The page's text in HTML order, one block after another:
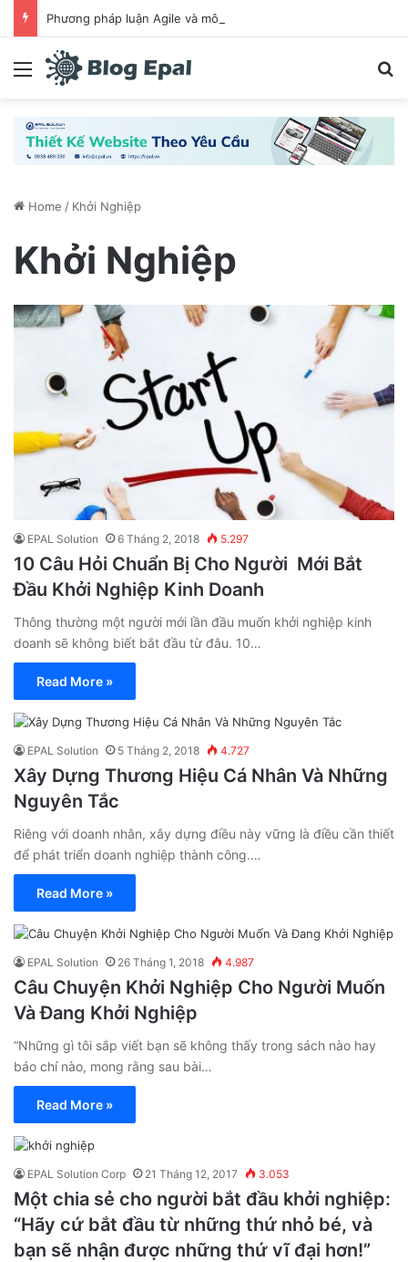
Menu
Home / Khởi Nghiệp
Khởi Nghiệp
EPAL Solution 6 Tháng 2, 2018 5.297
10 Câu Hỏi Chuẩn Bị Cho Người Mới Bắt
Đầu Khởi Nghiệp Kinh Doanh
Thông thường một người mới lần đầu muốn khởi nghiệp kinh
doanh sẽ không biết bắt đầu từ đâu. 10…
Read More »
EPAL Solution 5 Tháng 2, 2018 4.727
Xây Dựng Thương Hiệu Cá Nhân Và Những
Nguyên Tắc
Riêng với doanh nhân, xây dựng điều này vững là điều cần thiết
để phát triển doanh nghiệp thành công.…
Read More »
EPAL Solution 26 Tháng 1, 2018 4.987
Câu Chuyện Khởi Nghiệp Cho Người Muốn
Và Đang Khởi Nghiệp
“Những gì tôi sắp viết bạn sẽ không thấy trong sách nào hay
báo chí nào, mong rằng sau bài…
Read More »
EPAL Solution Corp 21 Tháng 12, 2017 3.053
Một chia sẻ cho người bắt đầu khởi nghiệp:
“Hãy cứ bắt đầu từ những thứ nhỏ bé, và
bạn sẽ nhận được những thứ vĩ đại hơn!”